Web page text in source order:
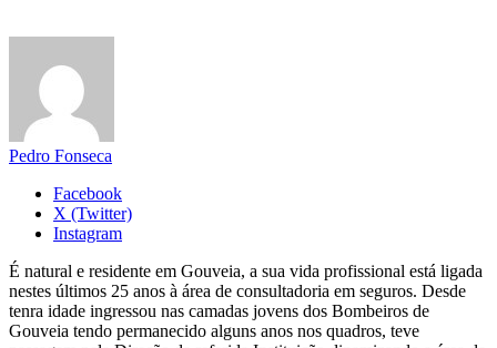
Pedro Fonseca
Facebook
X (Twitter)
Instagram
É natural e residente em Gouveia, a sua vida profissional está ligada
nestes últimos 25 anos à área de consultadoria em seguros. Desde
tenra idade ingressou nas camadas jovens dos Bombeiros de
Gouveia tendo permanecido alguns anos nos quadros, teve